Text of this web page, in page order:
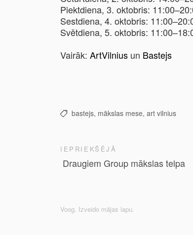
Piektdiena, 3. oktobris:
Sestdiena, 4. oktobris:
Svētdiena, 5. oktobris:
Vairāk: ArtVilnius un Bastejs
bastejs, mākslas mese, art vilnius
IEPRIEKŠĒJĀ
Draugiem Group mākslas telpa
Voog. Izveido mājas lapu.